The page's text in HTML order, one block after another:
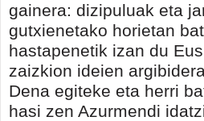
gainera: dizipuluak eta
gutxienetako horietan
hastapenetik izan du
zaizkion ideien
Dena egiteke eta herri
hasi zen Azurmendi